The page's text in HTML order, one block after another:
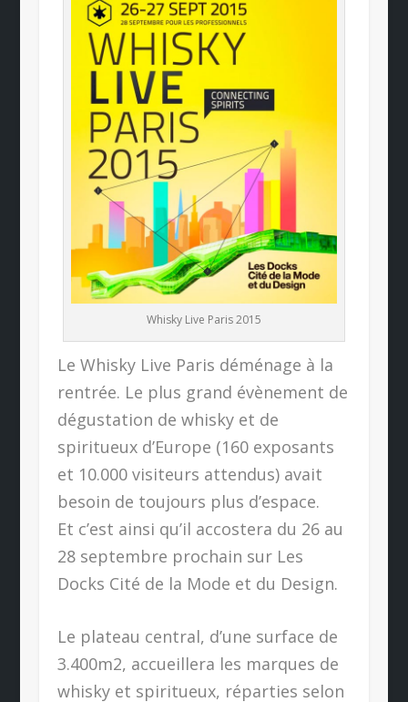
Whisky Live Paris 2015
Le Whisky Live Paris déménage à la
rentrée. Le plus grand évènement de
dégustation de whisky et de
spiritueux d’Europe (160 exposants
et 10.000 visiteurs attendus) avait
besoin de toujours plus d’espace.
Et c’est ainsi qu’il accostera du 26 au
28 septembre prochain sur Les
Docks Cité de la Mode et du Design.
Le plateau central, d’une surface de
3.400m2, accueillera les marques de
whisky et spiritueux, réparties selon